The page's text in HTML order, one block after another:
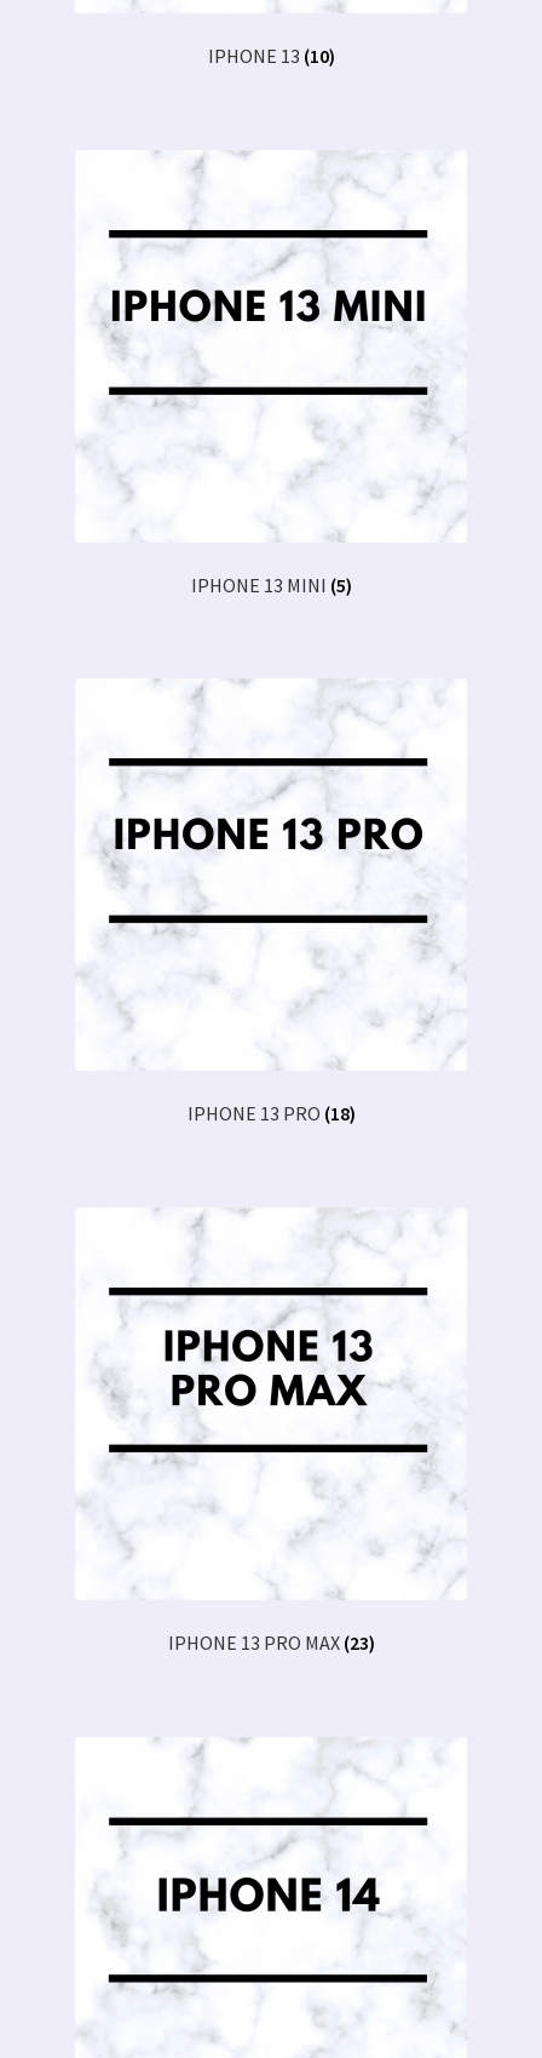
IPHONE 13 (10)
IPHONE 13 MINI (5)
IPHONE 13 PRO (18)
IPHONE 13 PRO MAX (23)